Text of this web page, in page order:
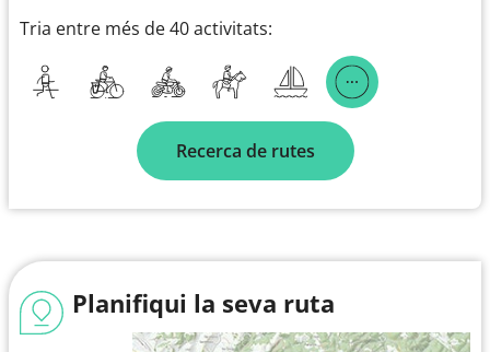
Tria entre més de 40 activitats:
Recerca de rutes
Planifiqui la seva ruta